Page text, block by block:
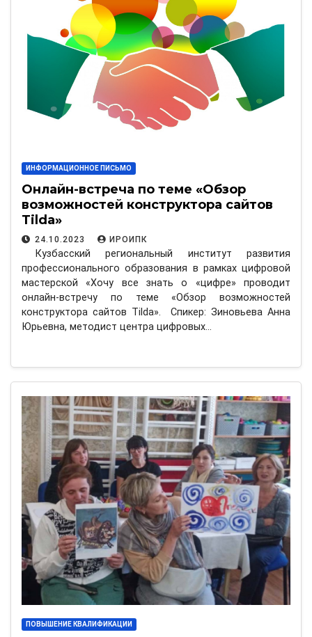
ИНФОРМАЦИОННОЕ ПИСЬМО
Онлайн-встреча по теме «Обзор
возможностей конструктора сайтов
Tilda»
24.10.2023 ИРОИПК
Кузбасский региональный институт развития
профессионального образования в рамках цифровой
мастерской «Хочу все знать о «цифре» проводит
онлайн-встречу по теме «Обзор возможностей
конструктора сайтов Tilda». Спикер: Зиновьева Анна
Юрьевна, методист центра цифровых…
ПОВЫШЕНИЕ КВАЛИФИКАЦИИ